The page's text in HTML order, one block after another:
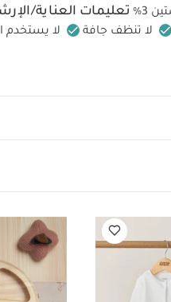
تعليمات العناية/
لا تنظف جافة لا يستخدم